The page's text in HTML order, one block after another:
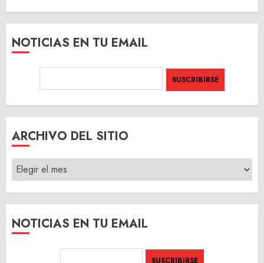
NOTICIAS EN TU EMAIL
ARCHIVO DEL SITIO
ARCHIVO
DEL
SITIO
NOTICIAS EN TU EMAIL